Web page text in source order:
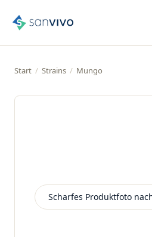
Start / Strains / Mungo
Scharfes Produktfoto